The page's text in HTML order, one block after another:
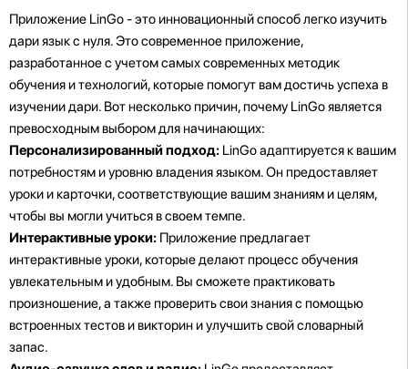
Приложение LinGo - это инновационный способ легко изучить
дари язык с нуля. Это современное приложение,
разработанное с учетом самых современных методик
обучения и технологий, которые помогут вам достичь успеха в
изучении дари. Вот несколько причин, почему LinGo является
превосходным выбором для начинающих:
Персонализированный подход: LinGo адаптируется к вашим
потребностям и уровню владения языком. Он предоставляет
уроки и карточки, соответствующие вашим знаниям и целям,
чтобы вы могли учиться в своем темпе.
Интерактивные уроки: Приложение предлагает
интерактивные уроки, которые делают процесс обучения
увлекательным и удобным. Вы сможете практиковать
произношение, а также проверить свои знания с помощью
встроенных тестов и викторин и улучшить свой словарный
запас.